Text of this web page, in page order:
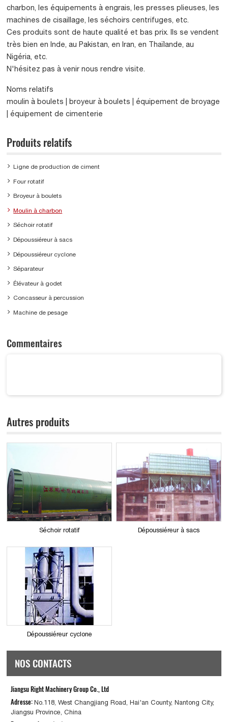
charbon, les équipements à engrais, les presses plieuses, les
machines de cisaillage, les séchoirs centrifuges, etc.
Ces produits sont de haute qualité et bas prix. Ils se vendent
très bien en Inde, au Pakistan, en Iran, en Thaïlande, au
Nigéria, etc.
N'hésitez pas à venir nous rendre visite.
Noms relatifs
moulin à boulets | broyeur à boulets | équipement de broyage
| équipement de cimenterie
Produits relatifs
Ligne de production de ciment
Four rotatif
Broyeur à boulets
Moulin à charbon
Séchoir rotatif
Dépoussiéreur à sacs
Dépoussiéreur cyclone
Séparateur
Élévateur à godet
Concasseur à percussion
Machine de pesage
Commentaires
Autres produits
Séchoir rotatif Dépoussiéreur à sacs
Dépoussiéreur cyclone
NOS CONTACTS
Jiangsu Right Machinery Group Co., Ltd
Adresse:No.118, West Changjiang Road, Hai'an County, Nantong City,
Jiangsu Province, China